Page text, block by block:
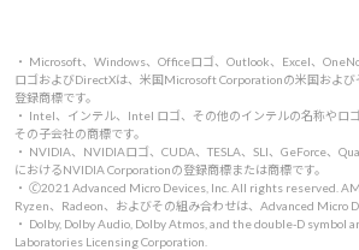
・ Microsoft、Windows、Officeロゴ、Outlook、Excel、
ロゴおよびDirectXは、米国Microsoft Corporationの米国およ
登録商標です。
・ Intel、インテル、Intel ロゴ、その他のインテルの名称やロ
その子会社の商標です。
・ NVIDIA、NVIDIAロゴ、CUDA、TESLA、SLI、GeForce、
におけるNVIDIA Corporationの登録商標または商標です。
・ 🄫2021 Advanced Micro Devices, Inc. All rights reserved.
Ryzen、Radeon、およびその組み合わせは、Advanced Micro
・ Dolby, Dolby Audio, Dolby Atmos, and the double-D symbol
Laboratories Licensing Corporation.